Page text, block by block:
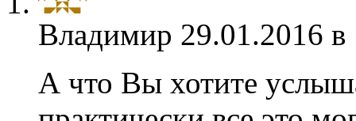
Владимир 29.01.2016
А что Вы хотите